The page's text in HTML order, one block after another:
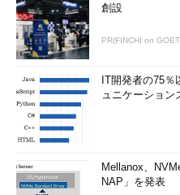
創設
PR(FINCHI on
IT開発者の75％
ュニケーション
Mellanox、
NAP」を発表